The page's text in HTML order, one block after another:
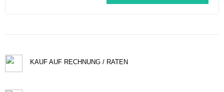
KAUF AUF RECHNUNG / RATEN